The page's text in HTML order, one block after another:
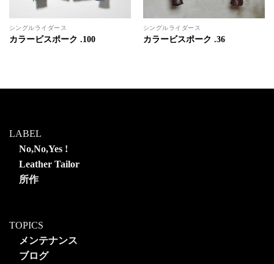
シングルライダース
カラービスポーク .100
シングルライダース
カラービスポーク .36
LABEL
No,No,Yes !
Leather Tailor
所作
TOPICS
メンテナンス
ブログ